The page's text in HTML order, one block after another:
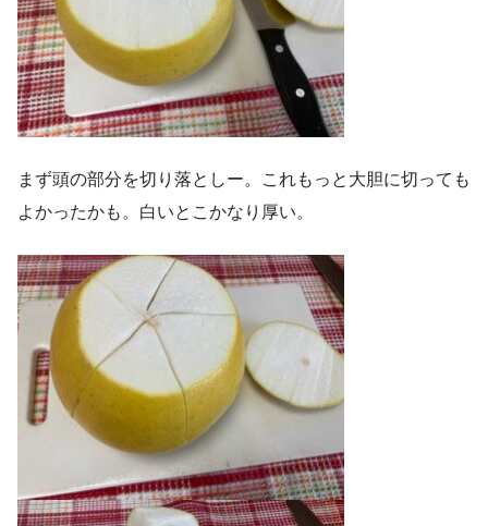
まず頭の部分を切り落としー。これもっと大胆に切っても
よかったかも。白いとこかなり厚い。